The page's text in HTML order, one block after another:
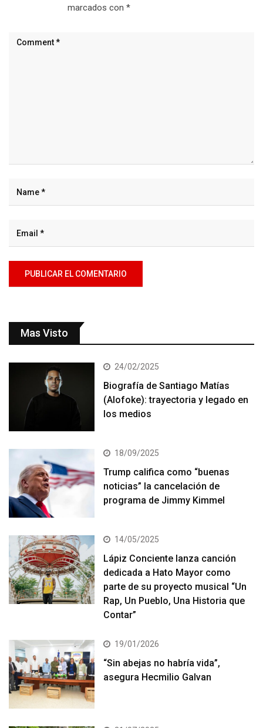
marcados con *
Mas Visto
24/02/2025
Biografía de Santiago Matías
(Alofoke): trayectoria y legado en
los medios
18/09/2025
Trump califica como “buenas
noticias” la cancelación de
programa de Jimmy Kimmel
14/05/2025
Lápiz Conciente lanza canción
dedicada a Hato Mayor como
parte de su proyecto musical “Un
Rap, Un Pueblo, Una Historia que
Contar”
19/01/2026
“Sin abejas no habría vida”,
asegura Hecmilio Galvan